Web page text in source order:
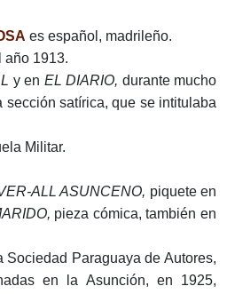
es español, madrileño.
año 1913.
y en EL DIARIO, durante mucho
sección satírica, que se intitulaba
Militar.
ALL ASUNCENO, piquete en
pieza cómica, también en
Sociedad Paraguaya de Autores,
en la Asunción, en 1925,